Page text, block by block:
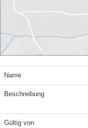
Name
Beschreibung
Gültig von